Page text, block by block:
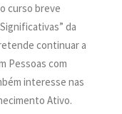
curso breve
da
continuar a
Pessoas com
interesse nas
Ativo.